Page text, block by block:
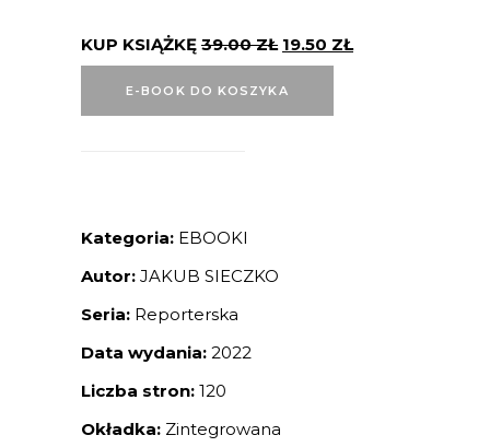
KUP KSIĄŻKĘ 39.00ZŁ 19.50 ZŁ
E-BOOK DO KOSZYKA
Kategoria: EBOOKI
Autor: JAKUB SIECZKO
Seria: Reporterska
Data wydania: 2022
Liczba stron: 120
Okładka: Zintegrowana